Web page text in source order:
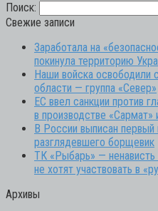
Поиск:
Свежие записи
Заработала на
покинула территорию
Наши войска освободили
области — группа «Север»
ЕС ввел санкции против
в производстве «Сармат»
В России выписан
разглядевшего борщевик
ТК «Рыбарь» —
не хотят участвовать в
Архивы